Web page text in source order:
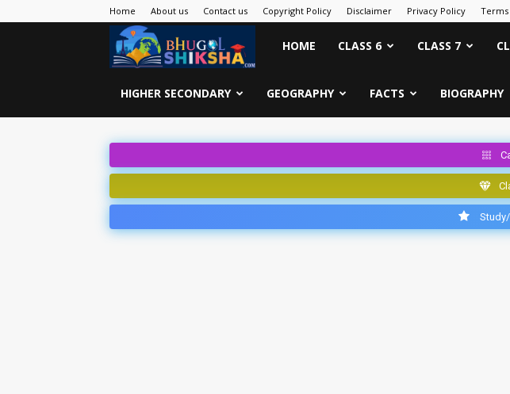
Home About us Contact us Copyright Policy Disclaimer Privacy Policy
Bhugol
Shiksha
HOME CLASS 6 CLASS 7
HIGHER SECONDARY GEOGRAPHY FACTS BIOGRAPHY